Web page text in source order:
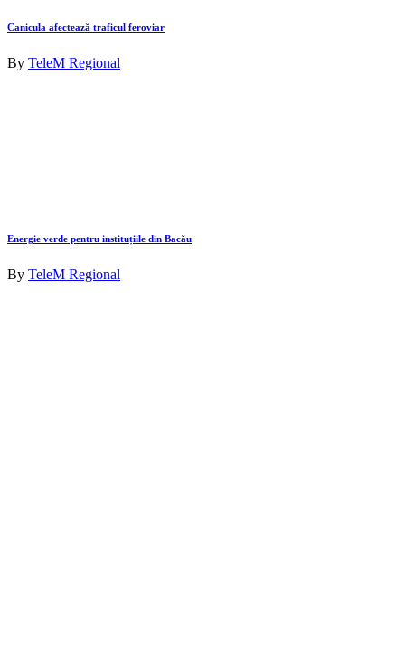
Canicula afectează traficul feroviar
By TeleM Regional
Energie verde pentru instituțiile din Bacău
By TeleM Regional